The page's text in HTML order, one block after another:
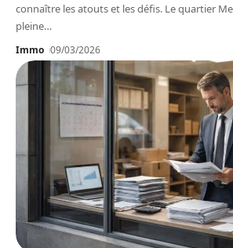
connaître les atouts et les défis. Le quartier
pleine…
Immo 09/03/2026